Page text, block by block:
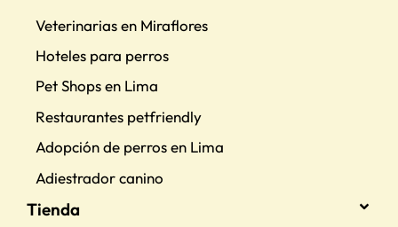
Veterinarias en Miraflores
Hoteles para perros
Pet Shops en Lima
Restaurantes petfriendly
Adopción de perros en Lima
Adiestrador canino
Tienda